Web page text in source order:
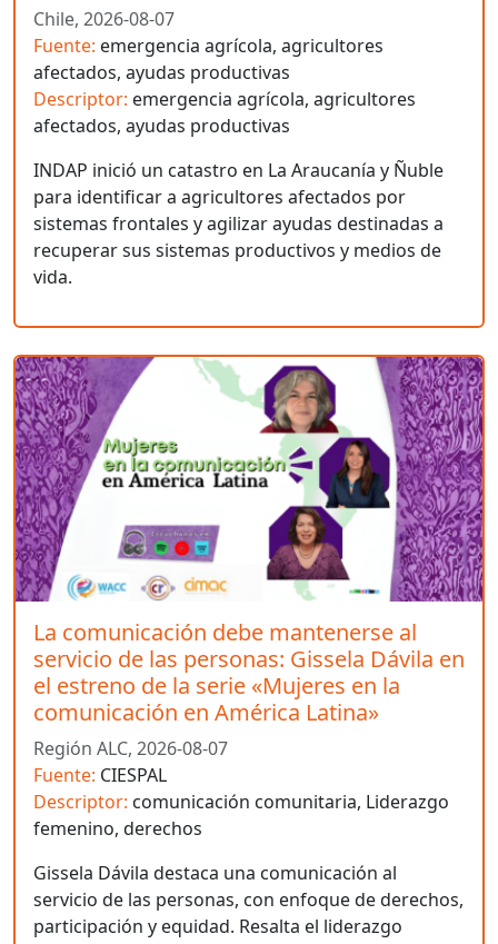
Chile, 2026-08-07
Fuente: emergencia agrícola, agricultores
afectados, ayudas productivas
Descriptor: emergencia agrícola, agricultores
afectados, ayudas productivas
INDAP inició un catastro en La Araucanía y Ñuble
para identificar a agricultores afectados por
sistemas frontales y agilizar ayudas destinadas a
recuperar sus sistemas productivos y medios de
vida.
La comunicación debe mantenerse al
servicio de las personas: Gissela Dávila en
el estreno de la serie «Mujeres en la
comunicación en América Latina»
Región ALC, 2026-08-07
Fuente: CIESPAL
Descriptor: comunicación comunitaria, Liderazgo
femenino, derechos
Gissela Dávila destaca una comunicación al
servicio de las personas, con enfoque de derechos,
participación y equidad. Resalta el liderazgo